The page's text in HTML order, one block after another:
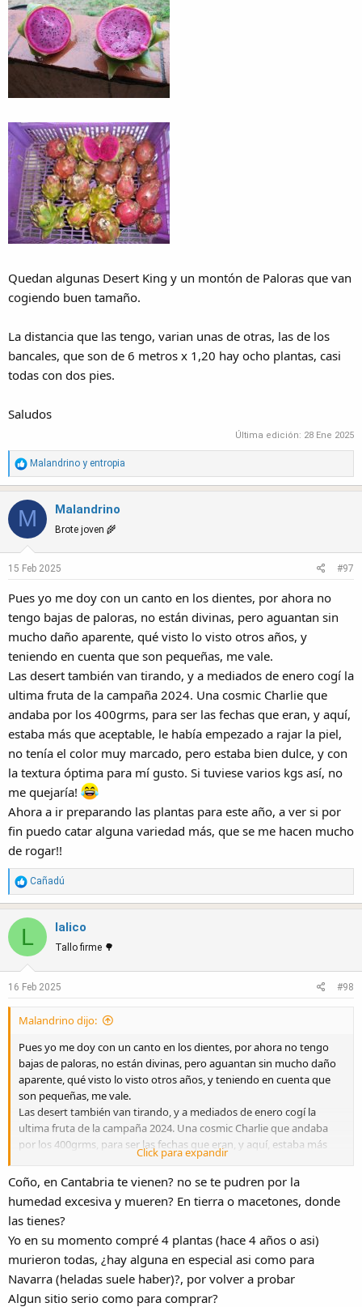
Quedan algunas Desert King y un montón de Paloras que van
cogiendo buen tamaño.
La distancia que las tengo, varian unas de otras, las de los
bancales, que son de 6 metros x 1,20 hay ocho plantas, casi
todas con dos pies.
Saludos
Última edición: 28 Ene 2025
R
e
c
t
i
o
n
:
Malandrino y entropia
M Malandrino
Brote joven 🌾
15 Feb 2025 #97
Pues yo me doy con un canto en los dientes, por ahora no
tengo bajas de paloras, no están divinas, pero aguantan sin
mucho daño aparente, qué visto lo visto otros años, y
teniendo en cuenta que son pequeñas, me vale.
Las desert también van tirando, y a mediados de enero cogí la
ultima fruta de la campaña 2024. Una cosmic Charlie que
andaba por los 400grms, para ser las fechas que eran, y aquí,
estaba más que aceptable, le había empezado a rajar la piel,
no tenía el color muy marcado, pero estaba bien dulce, y con
la textura óptima para mí gusto. Si tuviese varios kgs así, no
me quejaría!
Ahora a ir preparando las plantas para este año, a ver si por
fin puedo catar alguna variedad más, que se me hacen mucho
de rogar!!
R
e
t
i
o
n
:
Cañadú
L lalico
Tallo firme 🌳
16 Feb 2025 #98
Malandrino dijo:
Pues yo me doy con un canto en los dientes, por ahora no tengo
bajas de paloras, no están divinas, pero aguantan sin mucho daño
aparente, qué visto lo visto otros años, y teniendo en cuenta que
son pequeñas, me vale.
Las desert también van tirando, y a mediados de enero cogí la
ultima fruta de la campaña 2024. Una cosmic Charlie que andaba
por los 400grms, para ser las fechas que eran, y aquí, estaba más
que aceptable, le había empezado a rajar la piel, no tenía el color
muy marcado, pero estaba bien dulce, y con la textura óptima para
mí gusto. Si tuviese varios kgs así, no me quejaría!
Ahora a ir preparando las plantas para este año, a ver si por fin
puedo catar alguna variedad más, que se me hacen mucho de
rogar!!
Click para expandir
Coño, en Cantabria te vienen? no se te pudren por la
humedad excesiva y mueren? En tierra o macetones, donde
las tienes?
Yo en su momento compré 4 plantas (hace 4 años o asi)
murieron todas, ¿hay alguna en especial asi como para
Navarra (heladas suele haber)?, por volver a probar
Algun sitio serio como para comprar?